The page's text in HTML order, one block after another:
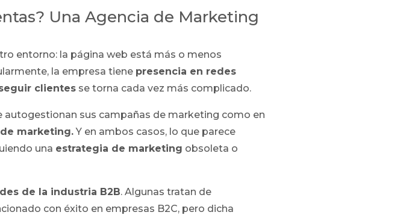
Una Agencia de Marketing
entorno: la página web está más o menos
la empresa tiene presencia en redes
clientesse torna cada vez más complicado.
autogestionan sus campañas de marketing como en
marketing.Y en ambos casos, lo que parece
una estrategia de marketing obsoleta o
de la industria B2B. Algunas tratan de
con éxito en empresas B2C, pero dicha